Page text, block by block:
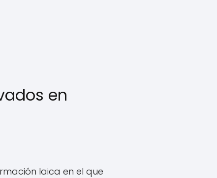
en
laica en el que